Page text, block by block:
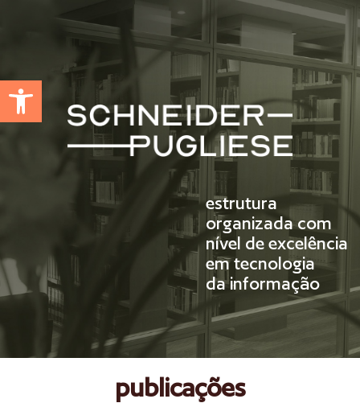
Abrir a barra de ferramentas
estrutura
organizada com
nível de excelência
em tecnologia
da informação
publicações